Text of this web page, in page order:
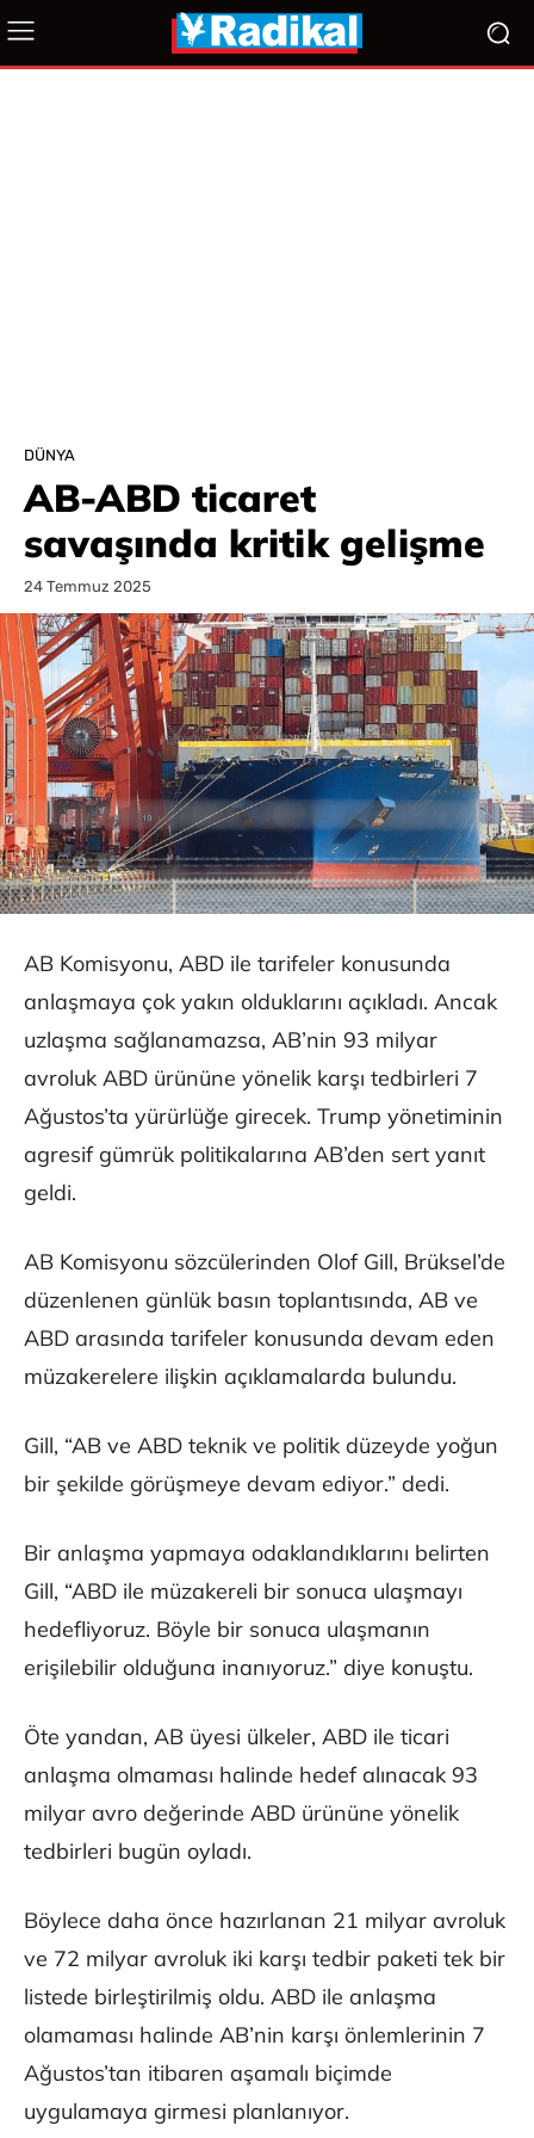
DÜNYA
AB-ABD ticaret
savaşında kritik gelişme
24 Temmuz 2025
AB Komisyonu, ABD ile tarifeler konusunda
anlaşmaya çok yakın olduklarını açıkladı. Ancak
uzlaşma sağlanamazsa, AB’nin 93 milyar
avroluk ABD ürününe yönelik karşı tedbirleri 7
Ağustos’ta yürürlüğe girecek. Trump yönetiminin
agresif gümrük politikalarına AB’den sert yanıt
geldi.
AB Komisyonu sözcülerinden Olof Gill, Brüksel’de
düzenlenen günlük basın toplantısında, AB ve
ABD arasında tarifeler konusunda devam eden
müzakerelere ilişkin açıklamalarda bulundu.
Gill, “AB ve ABD teknik ve politik düzeyde yoğun
bir şekilde görüşmeye devam ediyor.” dedi.
Bir anlaşma yapmaya odaklandıklarını belirten
Gill, “ABD ile müzakereli bir sonuca ulaşmayı
hedefliyoruz. Böyle bir sonuca ulaşmanın
erişilebilir olduğuna inanıyoruz.” diye konuştu.
Öte yandan, AB üyesi ülkeler, ABD ile ticari
anlaşma olmaması halinde hedef alınacak 93
milyar avro değerinde ABD ürününe yönelik
tedbirleri bugün oyladı.
Böylece daha önce hazırlanan 21 milyar avroluk
ve 72 milyar avroluk iki karşı tedbir paketi tek bir
listede birleştirilmiş oldu. ABD ile anlaşma
olamaması halinde AB’nin karşı önlemlerinin 7
Ağustos’tan itibaren aşamalı biçimde
uygulamaya girmesi planlanıyor.